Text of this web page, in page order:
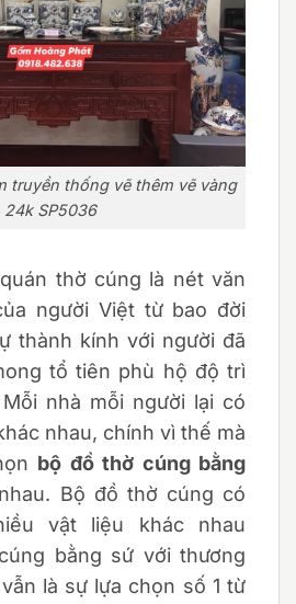
truyền thống vẽ thêm vẽ vàng
24k SP5036
thờ cúng là nét văn
người Việt từ bao đời
thành kính với người đã
tổ tiên phù hộ độ trì
nhà mỗi người lại có
nhau, chính vì thế mà
bộ đồ thờ cúng bằng
Bộ đồ thờ cúng có
vật liệu khác nhau
bằng sứ với thương
là sự lựa chọn số 1 từ